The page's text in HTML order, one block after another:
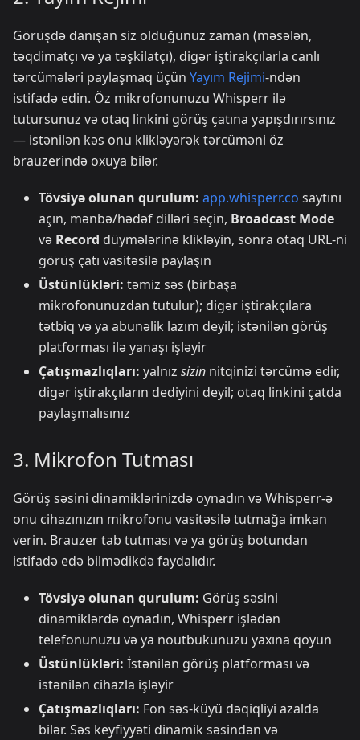
Görüşdə danışan siz olduğunuz zaman (məsələn,
təqdimatçı və ya təşkilatçı), digər iştirakçılarla canlı
tərcümələri paylaşmaq üçün Yayım Rejimi-ndən
istifadə edin. Öz mikrofonunuzu Whisperr ilə
tutursunuz və otaq linkini görüş çatına yapışdırırsınız
— istənilən kəs onu klikləyərək tərcüməni öz
brauzerində oxuya bilər.
Tövsiyə olunan qurulum: app.whisperr.co saytını
açın, mənbə/hədəf dilləri seçin, Broadcast Mode
və Record düymələrinə klikləyin, sonra otaq URL-ni
görüş çatı vasitəsilə paylaşın
Üstünlükləri: təmiz səs (birbaşa
mikrofonunuzdan tutulur); digər iştirakçılara
tətbiq və ya abunəlik lazım deyil; istənilən görüş
platforması ilə yanaşı işləyir
Çatışmazlıqları: yalnız sizin nitqinizi tərcümə edir,
digər iştirakçıların dediyini deyil; otaq linkini çatda
paylaşmalısınız
3. Mikrofon Tutması
Görüş səsini dinamiklərinizdə oynadın və Whisperr-ə
onu cihazınızın mikrofonu vasitəsilə tutmağa imkan
verin. Brauzer tab tutması və ya görüş botundan
istifadə edə bilmədikdə faydalıdır.
Tövsiyə olunan qurulum: Görüş səsini
dinamiklərdə oynadın, Whisperr işlədən
telefonunuzu və ya noutbukunuzu yaxına qoyun
Üstünlükləri: İstənilən görüş platforması və
istənilən cihazla işləyir
Çatışmazlıqları: Fon səs-küyü dəqiqliyi azalda
bilər. Səs keyfiyyəti dinamik səsindən və